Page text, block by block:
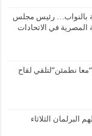
بالنواب… رئيس مجلس
المصرية في الاتحادات
نطمئن”لتلقي لقاح
يستقبلهم البرلمان الثلاثاء